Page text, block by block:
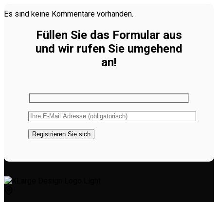
Es sind keine Kommentare vorhanden.
Füllen Sie das Formular aus
und wir rufen Sie umgehend
an!